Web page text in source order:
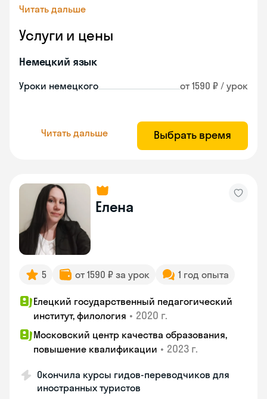
Читать дальше
Услуги и цены
Немецкий язык
Уроки немецкого от 1590 ₽ / урок
Читать дальше Выбрать время
Елена
5 от 1590 ₽ за урок 1 год опыта
Елецкий государственный педагогический
институт, филология • 2020 г.
Московский центр качества образования,
повышение квалификации • 2023 г.
Окончила курсы гидов-переводчиков для
иностранных туристов